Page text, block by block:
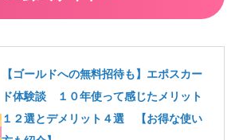
【ゴールドへの無料招待も】エポスカー
ド体験談 １０年使って感じたメリット
１２選とデメリット４選 【お得な使い